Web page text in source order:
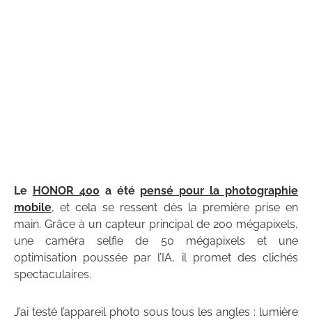
Le HONOR 400 a été pensé pour la photographie
mobile, et cela se ressent dès la première prise en
main. Grâce à un capteur principal de 200 mégapixels,
une caméra selfie de 50 mégapixels et une
optimisation poussée par l’IA, il promet des clichés
spectaculaires.
J’ai testé l’appareil photo sous tous les angles : lumière